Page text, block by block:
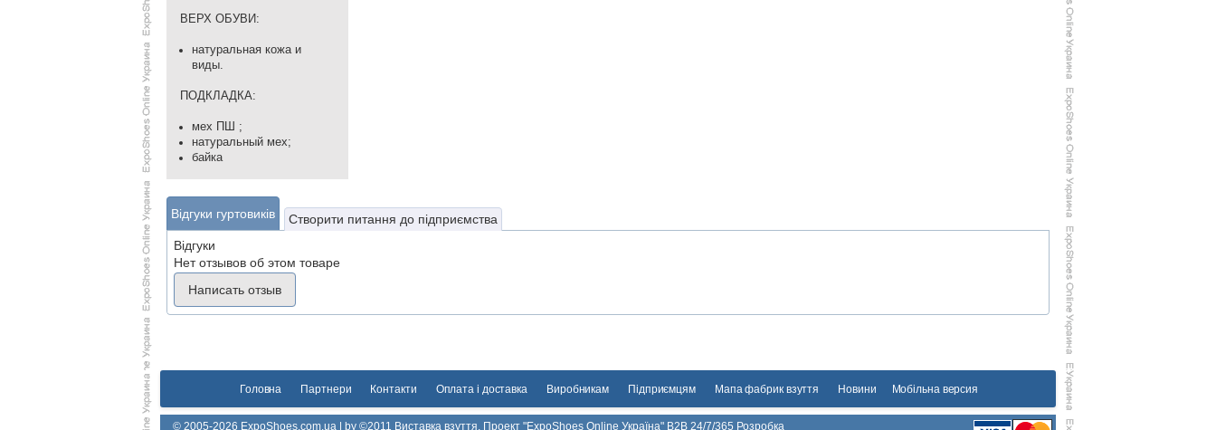
ВЕРХ ОБУВИ:
натуральная кожа и
виды.
ПОДКЛАДКА:
мех ПШ ;
натуральный мех;
байка
Відгуки гуртовиків
Створити питання до підприємства
Відгуки
Нет отзывов об этом товаре
Написать отзыв
Головна Партнери Контакти Оплата і доставка Виробникам Підприємцям Мапа фабрик взуття Новини Мобільна версия
© 2005-2026 ExpoShoes.com.ua | by ©2011 Виставка взуття. Проект "ExpoShoes Online Україна" B2B 24/7/365 Розробка